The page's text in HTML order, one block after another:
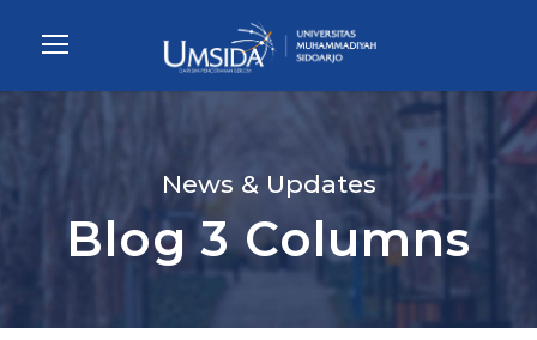
News & Updates
Blog 3 Columns